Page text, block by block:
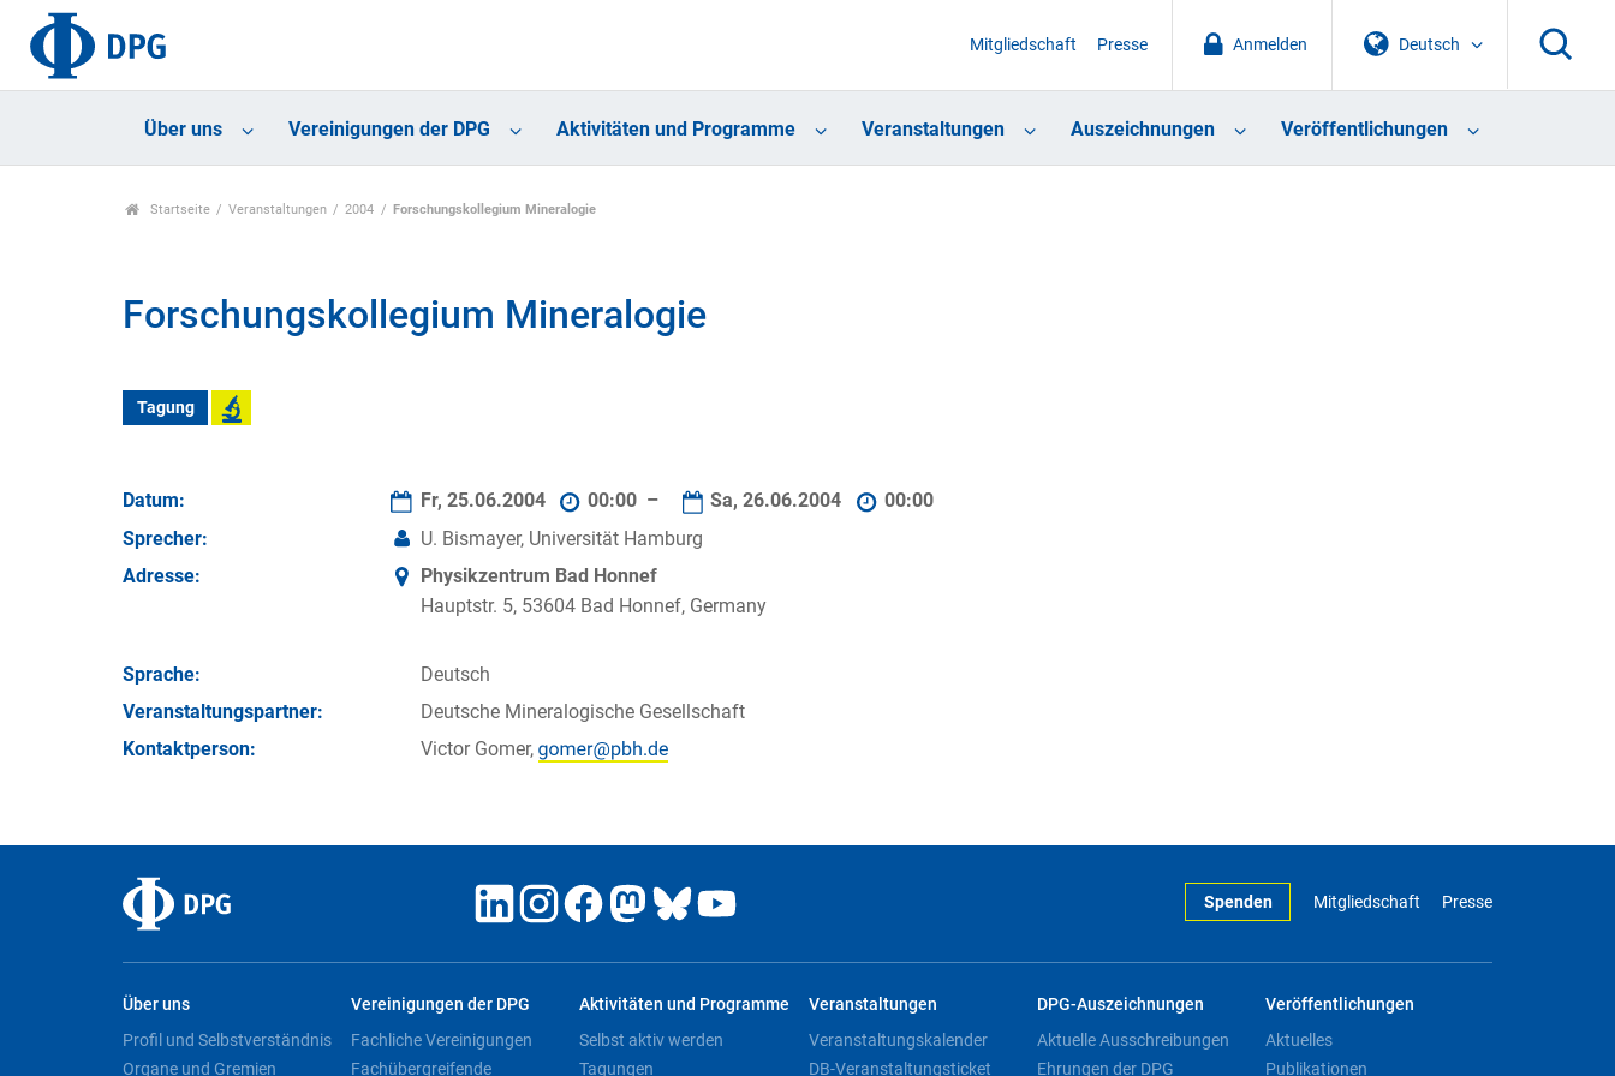
Deutsch
Anmelden
Mitgliedschaft Presse
Über uns Vereinigungen der DPG Aktivitäten und Programme Veranstaltungen Auszeichnungen Veröffentlichungen
Startseite Veranstaltungen 2004 Forschungskollegium Mineralogie
Forschungskollegium Mineralogie
Tagung
Datum: Fr, 25.06.2004 00:00 – Sa, 26.06.2004
00:00
Sprecher:
U. Bismayer, Universität Hamburg
Adresse:
Physikzentrum Bad Honnef
Hauptstr. 5, 53604 Bad Honnef, Germany
Sprache:
Deutsch
Veran­staltungs­partner:
Deutsche Mineralogische Gesellschaft
Kontakt­person:
Victor Gomer,
Spenden Mitgliedschaft Presse
Über uns
Profil und Selbstverständnis
Organe und Gremien
Vereinigungen der DPG
Fachliche Vereinigungen
Fachübergreifende
Aktivitäten und Programme
Selbst aktiv werden
Tagungen
Veranstaltungen
Veranstaltungskalender
DB-Veranstaltungsticket
DPG-Auszeichnungen
Aktuelle Ausschreibungen
Ehrungen der DPG
Veröffentlichungen
Aktuelles
Publikationen